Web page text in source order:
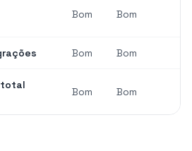
Bom Bom
Bom Bom
Bom Bom